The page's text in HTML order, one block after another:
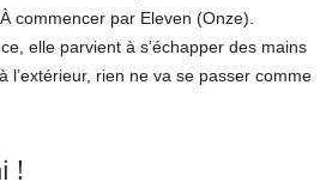
commencer par Eleven (Onze).
elle parvient à s’échapper des mains
l’extérieur, rien ne va se passer comme
!